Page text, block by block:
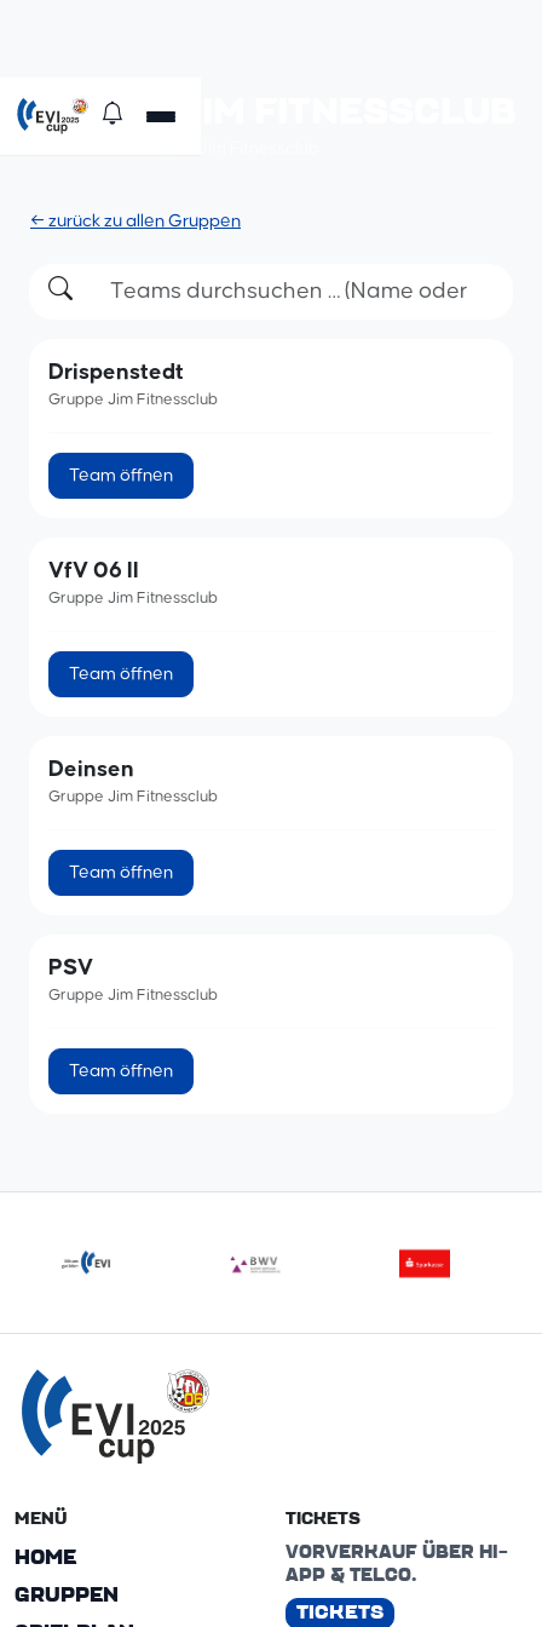
GRUPPE JIM FITNESSCLUB
← zurück zu allen Gruppen
Drispenstedt
Gruppe Jim Fitnessclub
Team öffnen
VfV 06 II
Gruppe Jim Fitnessclub
Team öffnen
Deinsen
Gruppe Jim Fitnessclub
Team öffnen
PSV
Gruppe Jim Fitnessclub
Team öffnen
MENÜ
HOME
GRUPPEN
TICKETS
VORVERKAUF ÜBER HI-
APP & TELCO.
TICKETS